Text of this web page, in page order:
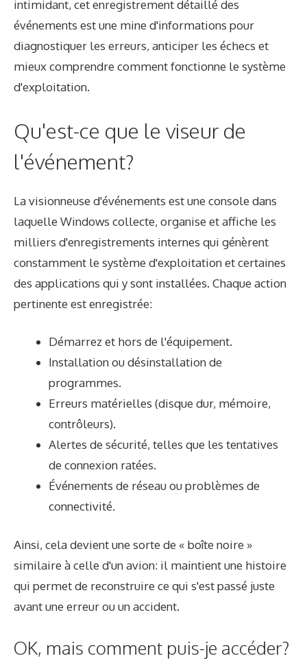
intimidant, cet enregistrement détaillé des
événements est une mine d'informations pour
diagnostiquer les erreurs, anticiper les échecs et
mieux comprendre comment fonctionne le système
d'exploitation.
Qu'est-ce que le viseur de
l'événement?
La visionneuse d'événements est une console dans
laquelle Windows collecte, organise et affiche les
milliers d'enregistrements internes qui génèrent
constamment le système d'exploitation et certaines
des applications qui y sont installées. Chaque action
pertinente est enregistrée:
Démarrez et hors de l'équipement.
Installation ou désinstallation de
programmes.
Erreurs matérielles (disque dur, mémoire,
contrôleurs).
Alertes de sécurité, telles que les tentatives
de connexion ratées.
Événements de réseau ou problèmes de
connectivité.
Ainsi, cela devient une sorte de « boîte noire »
similaire à celle d'un avion: il maintient une histoire
qui permet de reconstruire ce qui s'est passé juste
avant une erreur ou un accident.
OK, mais comment puis-je accéder?